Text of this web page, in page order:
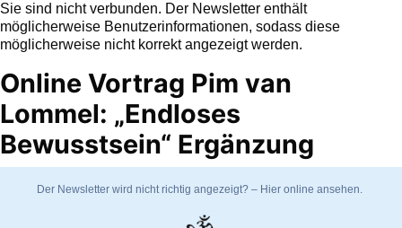
Sie sind nicht verbunden. Der Newsletter enthält
möglicherweise Benutzerinformationen, sodass diese
möglicherweise nicht korrekt angezeigt werden.
Online Vortrag Pim van
Lommel: „Endloses
Bewusstsein“ Ergänzung